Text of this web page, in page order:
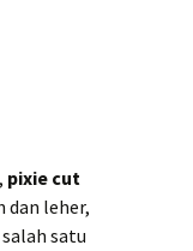
pixie cut
dan leher,
satu